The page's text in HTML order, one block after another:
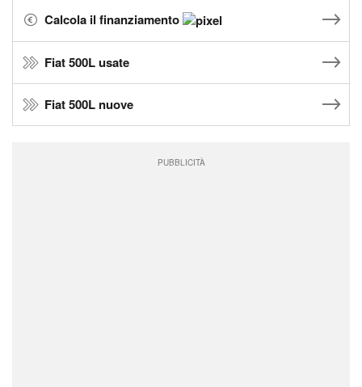
Calcola il finanziamento
Fiat 500L usate
Fiat 500L nuove
PUBBLICITÀ